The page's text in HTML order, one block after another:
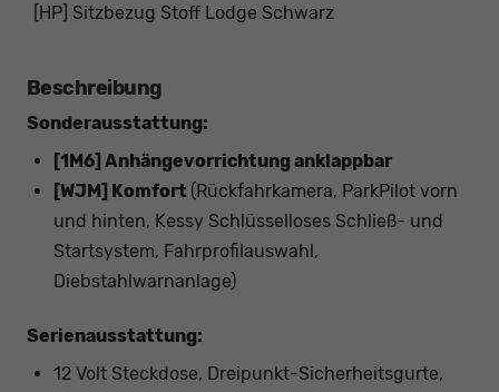
[HP] Sitzbezug Stoff Lodge Schwarz
Beschreibung
Sonderausstattung:
[1M6] Anhängevorrichtung anklappbar
[WJM] Komfort (Rückfahrkamera, ParkPilot vorn
und hinten, Kessy Schlüsselloses Schließ- und
Startsystem, Fahrprofilauswahl,
Diebstahlwarnanlage)
Serienausstattung:
12 Volt Steckdose, Dreipunkt-Sicherheitsgurte,